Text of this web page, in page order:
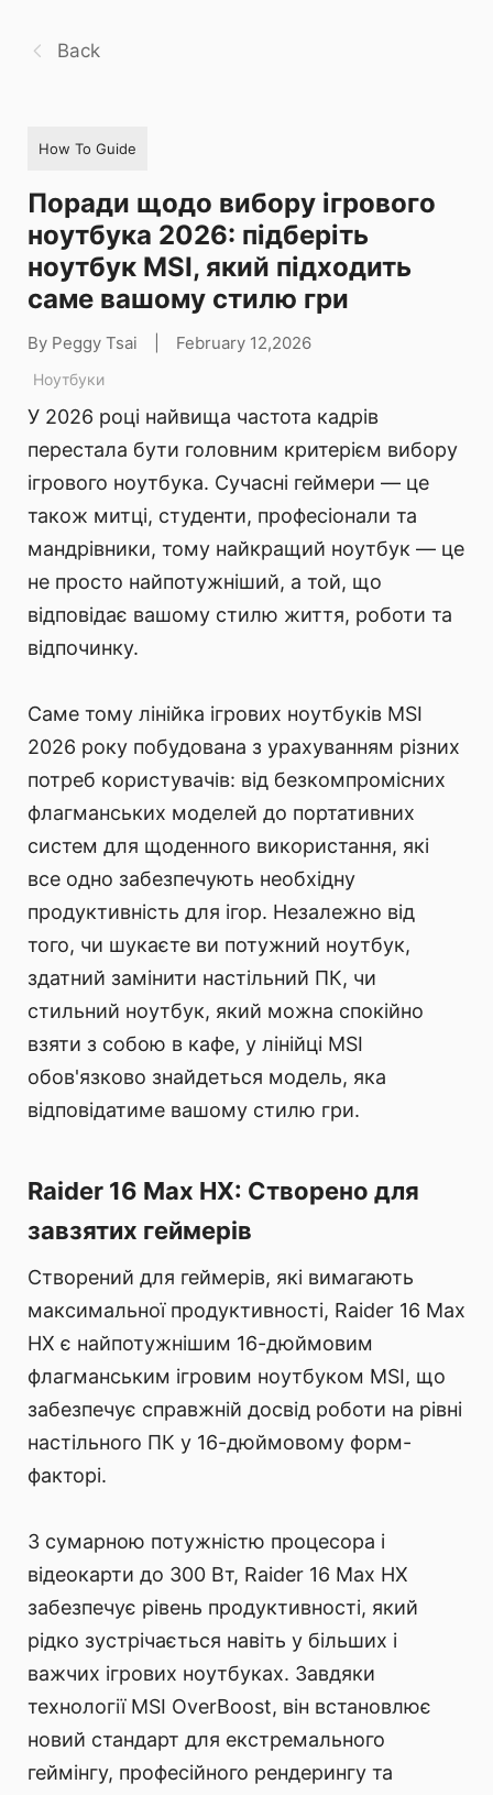
Back
How To Guide
Поради щодо вибору ігрового
ноутбука 2026: підберіть
ноутбук MSI, який підходить
саме вашому стилю гри
By Peggy Tsai February 12,2026
Ноутбуки
У 2026 році найвища частота кадрів
перестала бути головним критерієм вибору
ігрового ноутбука. Сучасні геймери — це
також митці, студенти, професіонали та
мандрівники, тому найкращий ноутбук — це
не просто найпотужніший, а той, що
відповідає вашому стилю життя, роботи та
відпочинку.
Саме тому лінійка ігрових ноутбуків MSI
2026 року побудована з урахуванням різних
потреб користувачів: від безкомпромісних
флагманських моделей до портативних
систем для щоденного використання, які
все одно забезпечують необхідну
продуктивність для ігор. Незалежно від
того, чи шукаєте ви потужний ноутбук,
здатний замінити настільний ПК, чи
стильний ноутбук, який можна спокійно
взяти з собою в кафе, у лінійці MSI
обов'язково знайдеться модель, яка
відповідатиме вашому стилю гри.
Raider 16 Max HX: Створено для
завзятих геймерів
Створений для геймерів, які вимагають
максимальної продуктивності, Raider 16 Max
HX є найпотужнішим 16-дюймовим
флагманським ігровим ноутбуком MSI, що
забезпечує справжній досвід роботи на рівні
настільного ПК у 16-дюймовому форм-
факторі.
З сумарною потужністю процесора і
відеокарти до 300 Вт, Raider 16 Max HX
забезпечує рівень продуктивності, який
рідко зустрічається навіть у більших і
важчих ігрових ноутбуках. Завдяки
технології MSI OverBoost, він встановлює
новий стандарт для екстремального
геймінгу, професійного рендерингу та